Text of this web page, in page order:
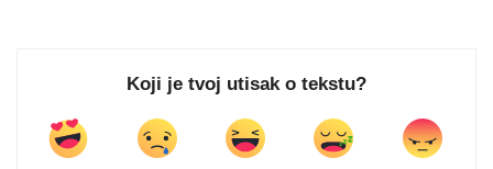
Koji je tvoj utisak o tekstu?